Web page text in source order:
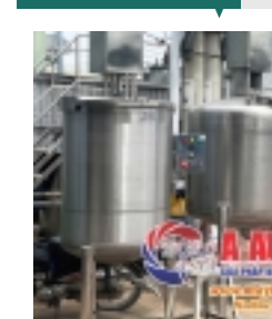
Chính sách
Khám
chọn
và
BỒN
ĐỊNH
quyết
dụng
TỐI ƯU
ĐÚNG